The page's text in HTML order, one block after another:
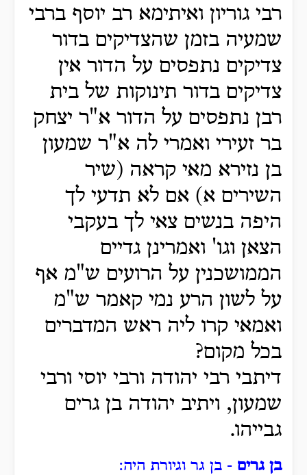
רבי גוריון ואיתימא רב יוסף ברבי
שמעיה בזמן שהצדיקים בדור
צדיקים נתפסים על הדור אין
צדיקים בדור תינוקות של בית
רבן נתפסים על הדור א"ר יצחק
בר זעירי ואמרי לה א"ר שמעון
בן נזירא מאי קראה (שיר
השירים א) אם לא תדעי לך
היפה בנשים צאי לך בעקבי
הצאן וגו' ואמרינן גדיים
הממושכנין על הרועים ש"מ אף
על לשון הרע נמי קאמר ש"מ
ואמאי קרו ליה ראש המדברים
בכל מקום?
דיתבי רבי יהודה ורבי יוסי ורבי
שמעון, ויתיב יהודה בן גרים
גבייהו.
בן גרים - בן גר וגיורת היה: